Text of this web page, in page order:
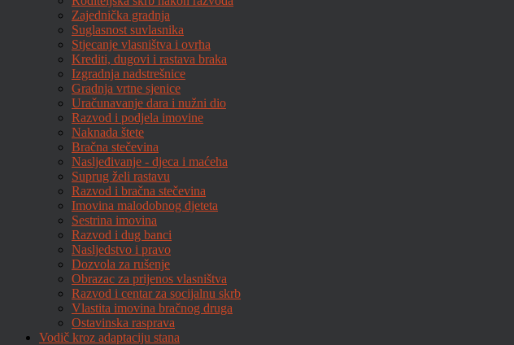
Zajednička gradnja
Suglasnost suvlasnika
Stjecanje vlasništva i ovrha
Krediti, dugovi i rastava braka
Izgradnja nadstrešnice
Gradnja vrtne sjenice
Uračunavanje dara i nužni dio
Razvod i podjela imovine
Naknada štete
Bračna stečevina
Nasljeđivanje - djeca i maćeha
Suprug želi rastavu
Razvod i bračna stečevina
Imovina malodobnog djeteta
Sestrina imovina
Razvod i dug banci
Nasljedstvo i pravo
Dozvola za rušenje
Obrazac za prijenos vlasništva
Razvod i centar za socijalnu skrb
Vlastita imovina bračnog druga
Ostavinska rasprava
Vodič kroz adaptaciju stana